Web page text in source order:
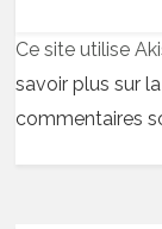
Ce site utilise
savoir plus sur
commentaires